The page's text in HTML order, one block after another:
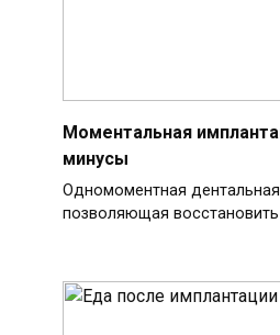
Моментальная
минусы
Одномоментная
позволяющая восстановить